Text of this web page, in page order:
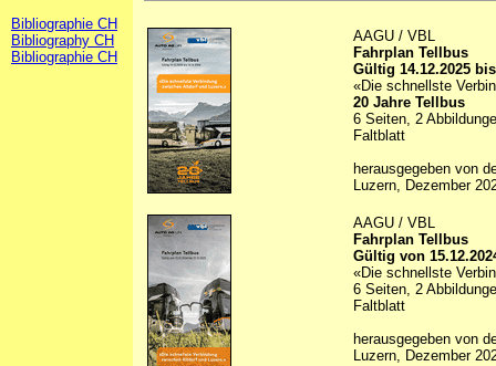
Bibliographie CH
Bibliography CH
Bibliographie CH
AAGU / VBL
Fahrplan Tellbus
Gültig 14.12.2025
«Die schnellste
20 Jahre Tellbus
6 Seiten, 2
Faltblatt
herausgegeben von
Luzern, Dezember
AAGU / VBL
Fahrplan Tellbus
Gültig von
«Die schnellste
6 Seiten, 2
Faltblatt
herausgegeben von
Luzern, Dezember